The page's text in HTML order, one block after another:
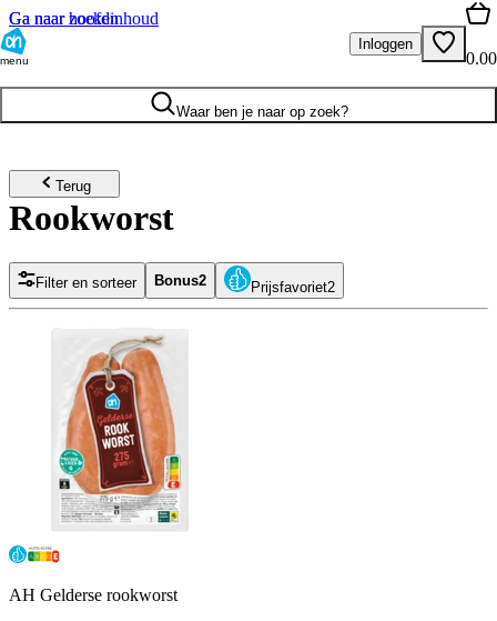
Ga naar hoofdinhoud
Ga naar zoeken
menu
Inloggen
0.00
Waar ben je naar op zoek?
Terug
Rookworst
Filter en sorteer Bonus2 Prijsfavoriet2
AH Gelderse rookworst